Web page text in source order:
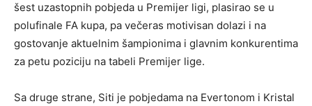
šest uzastopnih pobjeda u Premijer ligi, plasirao se u
polufinale FA kupa, pa večeras motivisan dolazi i na
gostovanje aktuelnim šampionima i glavnim konkurentima
za petu poziciju na tabeli Premijer lige.
Sa druge strane, Siti je pobjedama na Evertonom i Kristal